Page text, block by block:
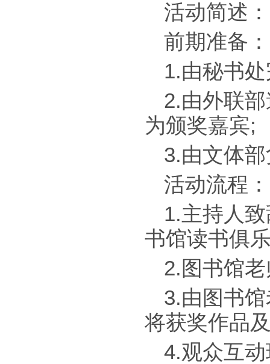
活动简述：
前期准备：
1.由秘书
2.由外联
为颁奖嘉宾;
3.由文体
活动流程：
1.主持人
书馆读书俱
2.图书馆
3.由图书
将获奖作品
4.观众互